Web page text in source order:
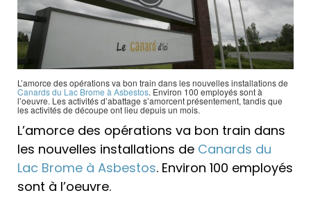
L’amorce des opérations va bon train dans les nouvelles installations de
Canards du Lac Brome à Asbestos. Environ 100 employés sont à
l’oeuvre. Les activités d’abattage s’amorcent présentement, tandis que
les activités de découpe ont lieu depuis un mois.
L’amorce des opérations va bon train dans
les nouvelles installations de Canards du
Lac Brome à Asbestos. Environ 100 employés
sont à l’oeuvre.